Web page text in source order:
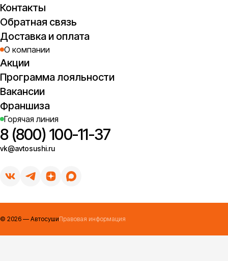
Контакты
Обратная связь
Доставка и оплата
О компании
Акции
Программа лояльности
Вакансии
Франшиза
Горячая линия
8 (800) 100-11-37
vk@avtosushi.ru
© 2026 — АвтосушиПравовая информация